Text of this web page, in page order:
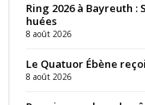
Ring 2026 à Bayreuth
huées
8 août 2026
Le Quatuor Ébène
8 août 2026